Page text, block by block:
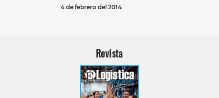
4 de febrero del 2014
Revista